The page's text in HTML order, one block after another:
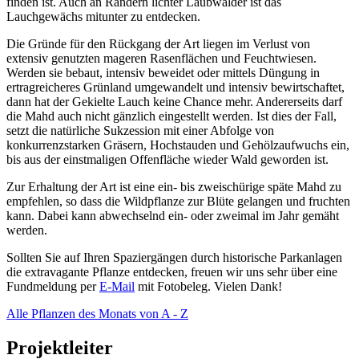
Lauchgewächs mitunter zu entdecken.
Die Gründe für den Rückgang der Art liegen im Verlust von
extensiv genutzten mageren Rasenflächen und Feuchtwiesen.
Werden sie bebaut, intensiv beweidet oder mittels Düngung in
ertragreicheres Grünland umgewandelt und intensiv bewirtschaftet,
dann hat der Gekielte Lauch keine Chance mehr. Andererseits darf
die Mahd auch nicht gänzlich eingestellt werden. Ist dies der Fall,
setzt die natürliche Sukzession mit einer Abfolge von
konkurrenzstarken Gräsern, Hochstauden und Gehölzaufwuchs ein,
bis aus der einstmaligen Offenfläche wieder Wald geworden ist.
Zur Erhaltung der Art ist eine ein- bis zweischürige späte Mahd zu
empfehlen, so dass die Wildpflanze zur Blüte gelangen und fruchten
kann. Dabei kann abwechselnd ein- oder zweimal im Jahr gemäht
werden.
Sollten Sie auf Ihren Spaziergängen durch historische Parkanlagen
die extravagante Pflanze entdecken, freuen wir uns sehr über eine
Fundmeldung perE-Mail mit Fotobeleg. Vielen Dank!
Alle Pflanzen des Monats von A - Z
Projektleiter